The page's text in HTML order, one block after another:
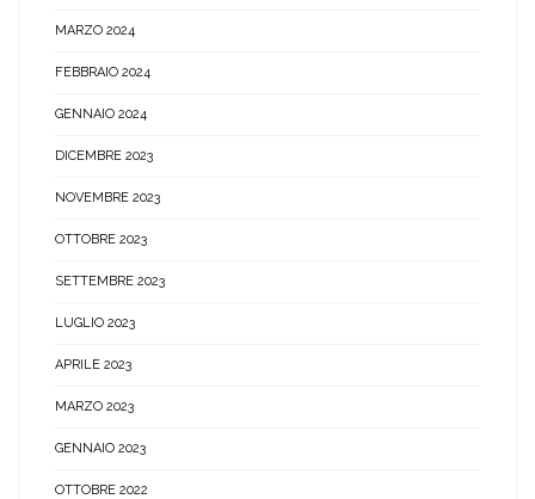
MARZO 2024
FEBBRAIO 2024
GENNAIO 2024
DICEMBRE 2023
NOVEMBRE 2023
OTTOBRE 2023
SETTEMBRE 2023
LUGLIO 2023
APRILE 2023
MARZO 2023
GENNAIO 2023
OTTOBRE 2022